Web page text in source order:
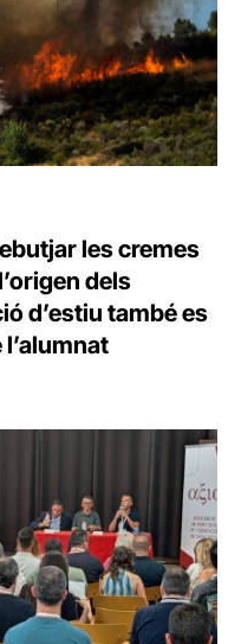
les cremes
dels
d’estiu també es